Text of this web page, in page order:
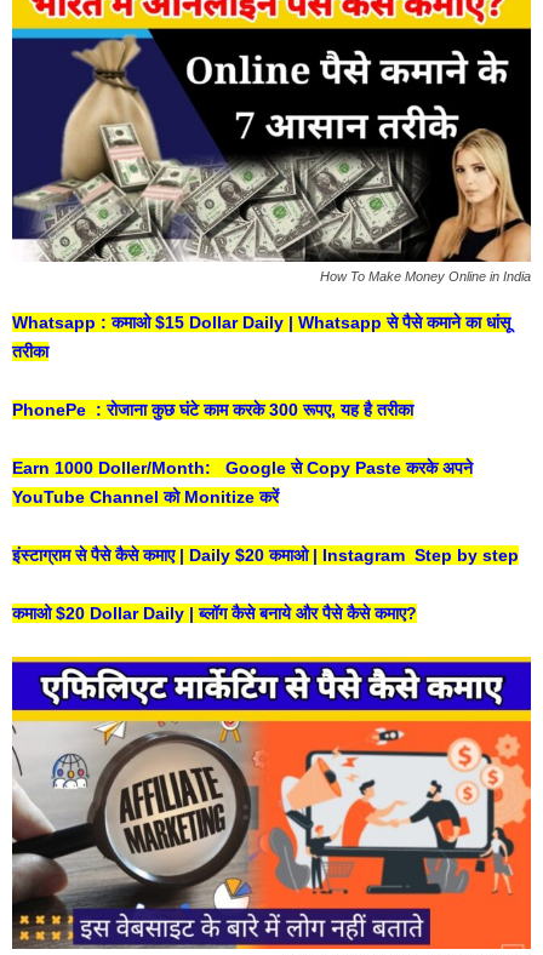
How To Make Money Online in India
Whatsapp : कमाओ $15 Dollar Daily | Whatsapp से पैसे कमाने का धांसू
तरीका
PhonePe : रोजाना कुछ घंटे काम करके 300 रूपए, यह है तरीका
Earn 1000 Doller/Month: Google से Copy Paste करके अपने
YouTube Channel को Monitize करें
इंस्टाग्राम से पैसे कैसे कमाए | Daily $20 कमाओ | Instagram Step by step
कमाओ $20 Dollar Daily | ब्लॉग कैसे बनाये और पैसे कैसे कमाए?